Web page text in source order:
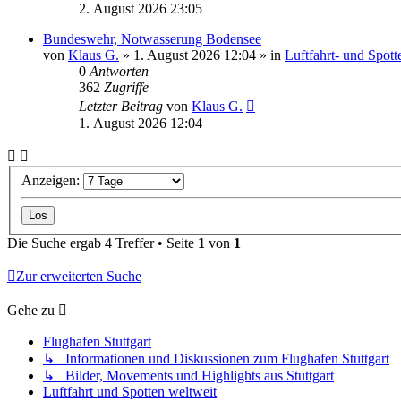
2. August 2026 23:05
Bundeswehr, Notwasserung Bodensee
von Klaus G. » 1. August 2026 12:04 » in Luftfahrt- und
0 Antworten
362 Zugriffe
Letzter Beitrag von Klaus G.
1. August 2026 12:04
Anzeigen:
Die Suche ergab 4 Treffer • Seite 1 von 1
Zur erweiterten Suche
Gehe zu
Flughafen Stuttgart
↳ Informationen und Diskussionen zum Flughafen Stuttgart
↳ Bilder, Movements und Highlights aus Stuttgart
Luftfahrt und Spotten weltweit